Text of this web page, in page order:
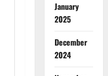
January
2025
December
2024